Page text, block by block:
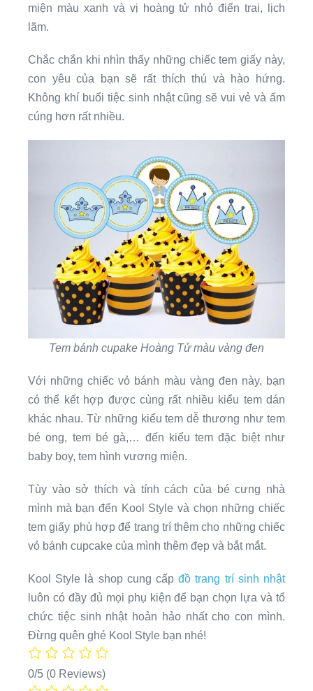
miện màu xanh và vị hoàng tử nhỏ điển trai, lịch
lãm.
Chắc chắn khi nhìn thấy những chiếc tem giấy này,
con yêu của bạn sẽ rất thích thú và hào hứng.
Không khí buổi tiệc sinh nhật cũng sẽ vui vẻ và ấm
cúng hơn rất nhiều.
Tem bánh cupake Hoàng Tử màu vàng đen
Với những chiếc vỏ bánh màu vàng đen này, bạn
có thể kết hợp được cùng rất nhiều kiểu tem dán
khác nhau. Từ những kiểu tem dễ thương như tem
bé ong, tem bé gà,… đến kiểu tem đặc biệt như
baby boy, tem hình vương miện.
Tùy vào sở thích và tính cách của bé cưng nhà
mình mà bạn đến Kool Style và chọn những chiếc
tem giấy phù hợp để trang trí thêm cho những chiếc
vỏ bánh cupcake của mình thêm đẹp và bắt mắt.
Kool Style là shop cung cấpđồ trang trí sinh nhật
luôn có đầy đủ mọi phụ kiện để bạn chọn lựa và tổ
chức tiệc sinh nhật hoản hảo nhất cho con mình.
Đừng quên ghé Kool Style bạn nhé!
0/5 (0 Reviews)